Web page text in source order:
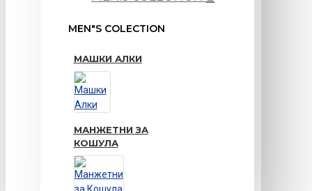
MEN"S COLECTION
МАШКИ АЛКИ
МАНЖЕТНИ ЗА
КОШУЛА